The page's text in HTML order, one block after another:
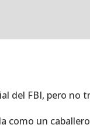
del FBI, pero
como un